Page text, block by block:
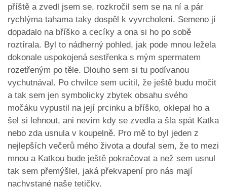
příště a zvedl jsem se, rozkročil sem se na ní a pár
rychlýma tahama taky dospěl k vyvrcholení. Semeno jí
dopadalo na bříško a cecíky a ona si ho po sobě
roztírala. Byl to nádherný pohled, jak pode mnou ležela
dokonale uspokojená sestřenka s mým spermatem
rozetřeným po těle. Dlouho sem si tu podívanou
vychutnával. Po chvilce sem ucítil, že ještě budu močit
a tak sem jen symbolicky zbytek obsahu svého
močáku vypustil na její prcinku a bříško, oklepal ho a
šel si lehnout, ani nevím kdy se zvedla a šla spát Katka
nebo zda usnula v koupelně. Pro mě to byl jeden z
nejlepších večerů mého života a doufal sem, že to mezi
mnou a Katkou bude ještě pokračovat a než sem usnul
tak sem přemýšlel, jaká překvapení pro nás mají
nachystané naše tetičky.